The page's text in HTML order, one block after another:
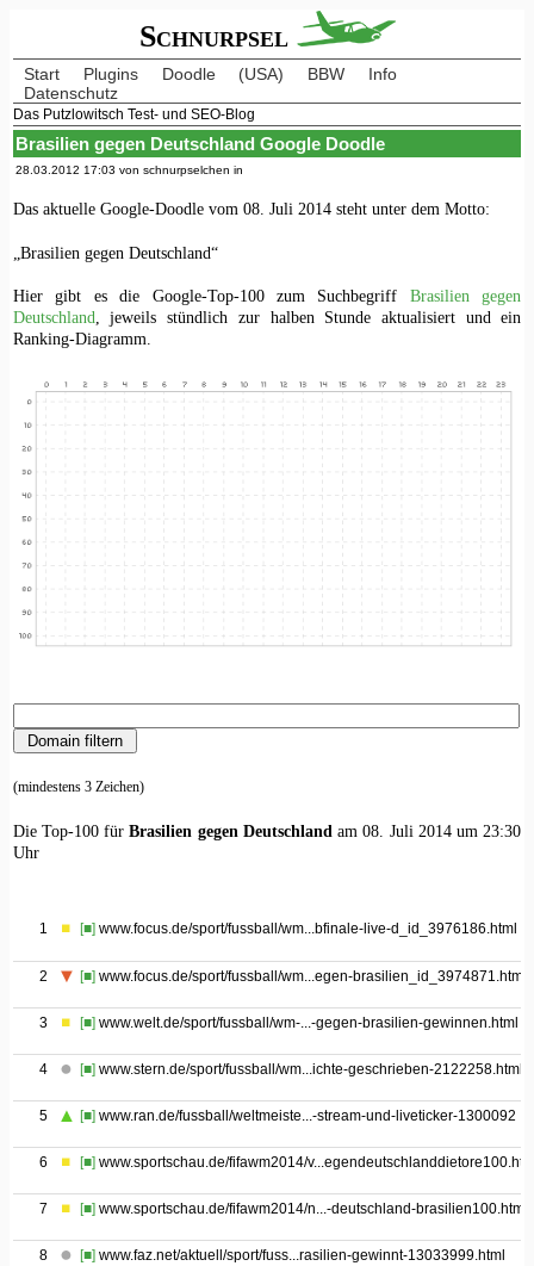
Schnurpsel
Start Plugins Doodle (USA) BBW
Info
Datenschutz
Das Putzlowitsch Test- und SEO-Blog
Brasilien gegen Deutschland Google Doodle
28.03.2012 17:03 von schnurpselchen in
Das aktuelle Google-Doodle vom 08. Juli 2014 steht unter dem Motto:
„Brasilien gegen Deutschland“
Hier gibt es die Google-Top-100 zum Suchbegriff Brasilien gegen
Deutschland , jeweils stündlich zur halben Stunde aktualisiert und ein
Ranking-Diagramm.
(mindestens 3 Zeichen)
Die Top-100 fürBrasilien gegen Deutschland am 08. Juli 2014 um 23:30
Uhr
1 [■] www.focus.de/sport/fussball/wm...bfinale-live-d_id_3976186.html
2 [■] www.focus.de/sport/fussball/wm...egen-brasilien_id_3974871.html
3 [■] www.welt.de/sport/fussball/wm-...-gegen-brasilien-gewinnen.html
4 [■] www.stern.de/sport/fussball/wm...ichte-geschrieben-2122258.html
5 [■] www.ran.de/fussball/weltmeiste...-stream-und-liveticker-1300092
6 [■] www.sportschau.de/fifawm2014/
7 [■] www.sportschau.de/fifawm2014/n...-deutschland-brasilien100.html
8 [■] www.faz.net/aktuell/sport/fuss...rasilien-gewinnt-13033999.html